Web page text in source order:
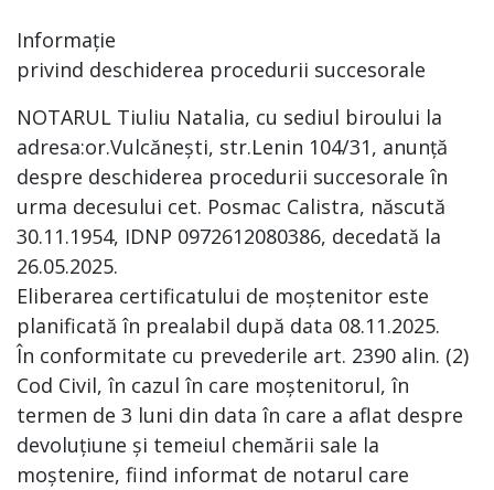
Informație
privind deschiderea procedurii succesorale
NOTARUL Tiuliu Natalia, cu sediul biroului la
adresa:or.Vulcănești, str.Lenin 104/31, anunță
despre deschiderea procedurii succesorale în
urma decesului cet. Posmac Calistra, născută
30.11.1954, IDNP 0972612080386, decedată la
26.05.2025.
Eliberarea certificatului de moștenitor este
planificată în prealabil după data 08.11.2025.
În conformitate cu prevederile art. 2390 alin. (2)
Cod Civil, în cazul în care moștenitorul, în
termen de 3 luni din data în care a aflat despre
devoluțiune și temeiul chemării sale la
moștenire, fiind informat de notarul care